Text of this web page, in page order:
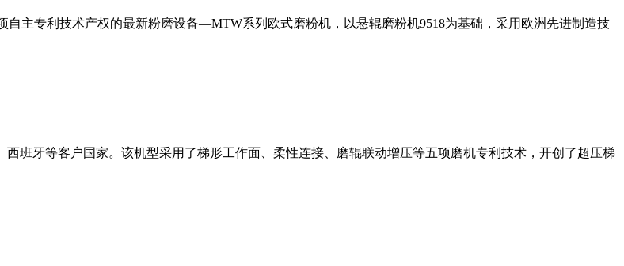
主专利技术产权的最新粉磨设备—MTW系列欧式磨粉机，以悬辊磨粉机9518为基础，采用欧洲先进制造技
班牙等客户国家。该机型采用了梯形工作面、柔性连接、磨辊联动增压等五项磨机专利技术，开创了超压梯